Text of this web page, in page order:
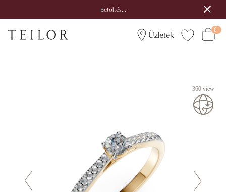
Betöltés...
Üzletek
360 view